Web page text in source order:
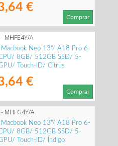
€
Comprar
- MHFE4Y/A
Neo 13"/ A18 Pro 6-
8GB/ 512GB SSD/ 5-
Touch-ID/ Citrus
€
Comprar
- MHFG4Y/A
Neo 13"/ A18 Pro 6-
8GB/ 512GB SSD/ 5-
Touch-ID/ Índigo